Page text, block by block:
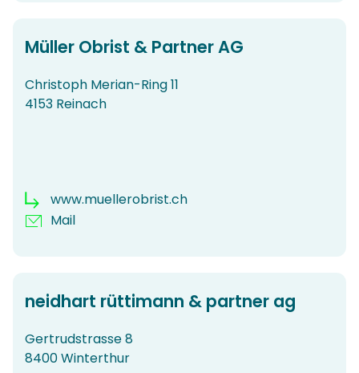
Müller Obrist & Partner AG
Christoph Merian-Ring 11
4153 Reinach
www.muellerobrist.ch
Mail
neidhart rüttimann & partner ag
Gertrudstrasse 8
8400 Winterthur